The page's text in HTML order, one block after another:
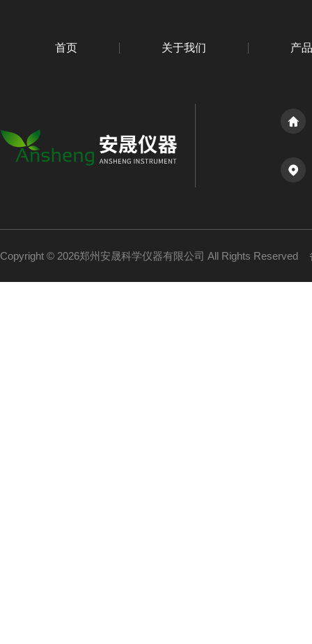
首页 关于我们 产
Copyright © 2026郑州安晟科学仪器有限公司 All Rights Reserved